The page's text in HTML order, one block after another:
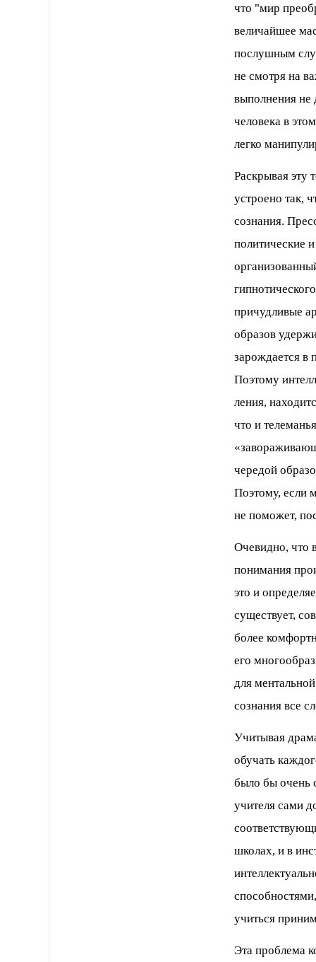
что "мир
величайшее
послушным
не смотря на
выполнения не
человека в
легко
Раскрывая эту
устроено так,
сознания.
политические
причудливые
образов
зарождается в
Поэто­му
ления,
что и
чередой
Поэтому, если
не поможет,
Очевидно, что
понимания
это и
существует,
более
его
для
сознания все
Учитывая
обучать
было бы очень
учителя сами
школах, и в
учиться
Эта проблема